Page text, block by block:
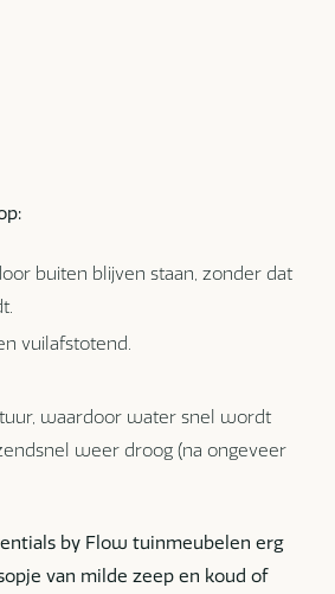
buiten blijven staan, zonder dat
vuilafstotend.
waardoor water snel wordt
weer droog (na ongeveer
by Flow tuinmeubelen erg
van milde zeep en koud of